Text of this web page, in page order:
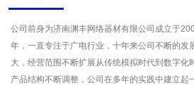
公司前身为济南渊丰网络器材有限公司成立于
年，一直专注于广电行业，十年来公司不断的发
大，经营范围不断扩展从传统模拟时代到数字化
产品结构不断调整，公司在多年的实践中建立起